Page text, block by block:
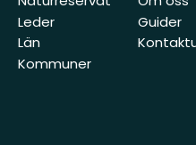
Leder
Län
Kommuner
Guider